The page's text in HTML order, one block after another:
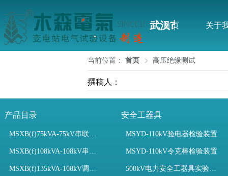
武汉市木森电气
首页 关于
当前位置： 首页 高压绝缘测试
撰稿人：
产品目录
MSXB(f)75kVA-75kV串联谐振装置
MSXB(f)108kVA-108kV串联谐振试验装置
MSXB(f)135kVA-108kV调频串联谐振试验装置
安全工器具
MSYD-110kV验电器检验装置
MSYD-110kV令克棒检验装置
500kV电力安全工器具实验室配置